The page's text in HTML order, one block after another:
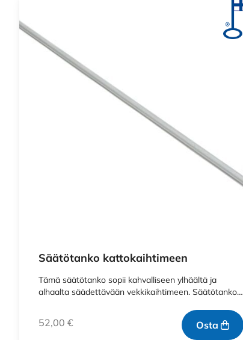
Säätötanko kattokaihtimeen
Tämä säätötanko sopii kahvalliseen ylhäältä ja
alhaalta säädettävään vekkikaihtimeen. Säätötanko…
52,00 € Osta